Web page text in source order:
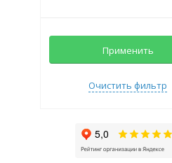
Применить
Очистить фильтр